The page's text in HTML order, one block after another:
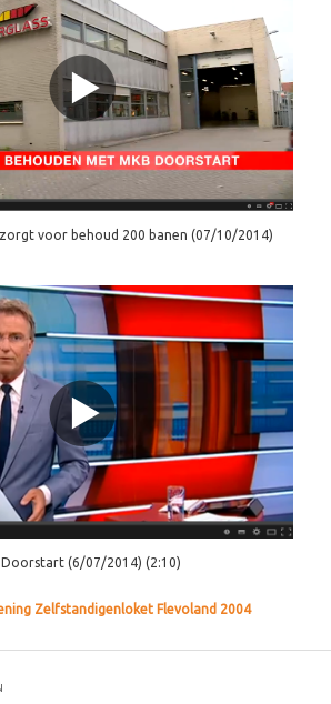
voor behoud 200 banen (07/10/2014)
Doorstart (6/07/2014)(2:10)
Zelfstandigenloket Flevoland 2004